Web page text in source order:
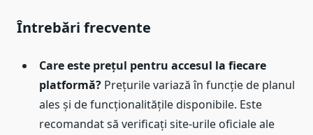
Întrebări frecvente
Care este prețul pentru accesul la fiecare
platformă? Prețurile variază în funcție de planul
ales și de funcționalitățile disponibile. Este
recomandat să verificați site-urile oficiale ale